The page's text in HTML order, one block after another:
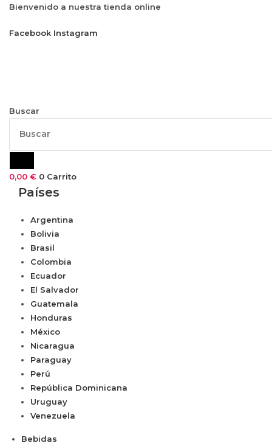
contenido
Bienvenido a nuestra tienda online
Facebook Instagram
Buscar
0,00 € 0 Carrito
Países
Argentina
Bolivia
Brasil
Colombia
Ecuador
El Salvador
Guatemala
Honduras
México
Nicaragua
Paraguay
Perú
República Dominicana
Uruguay
Venezuela
Bebidas